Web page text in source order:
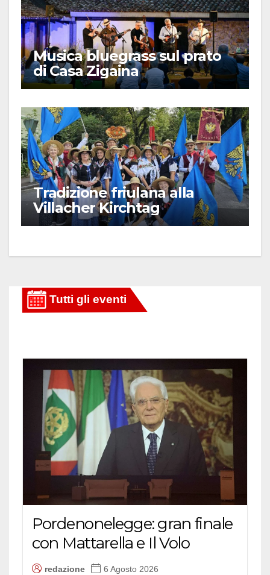
Musica bluegrass sul prato
di Casa Zigaina
Tradizione friulana alla
Villacher Kirchtag
Pordenonelegge: gran finale
con Mattarella e Il Volo
redazione 6 Agosto 2026